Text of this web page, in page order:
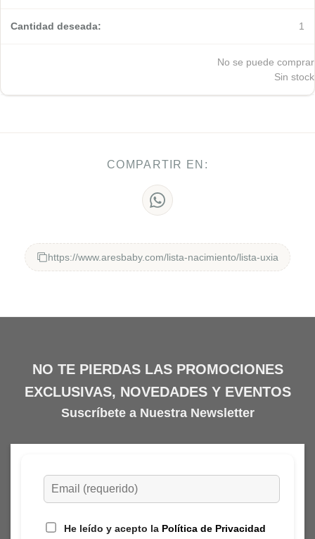
1
No se puede comprar
Sin stock
COMPARTIR EN:
https://www.aresbaby.com/lista-nacimiento/lista-uxia
NO TE PIERDAS LAS PROMOCIONES
EXCLUSIVAS, NOVEDADES Y EVENTOS
Suscríbete a Nuestra Newsletter
He leído y acepto la Política de Privacidad